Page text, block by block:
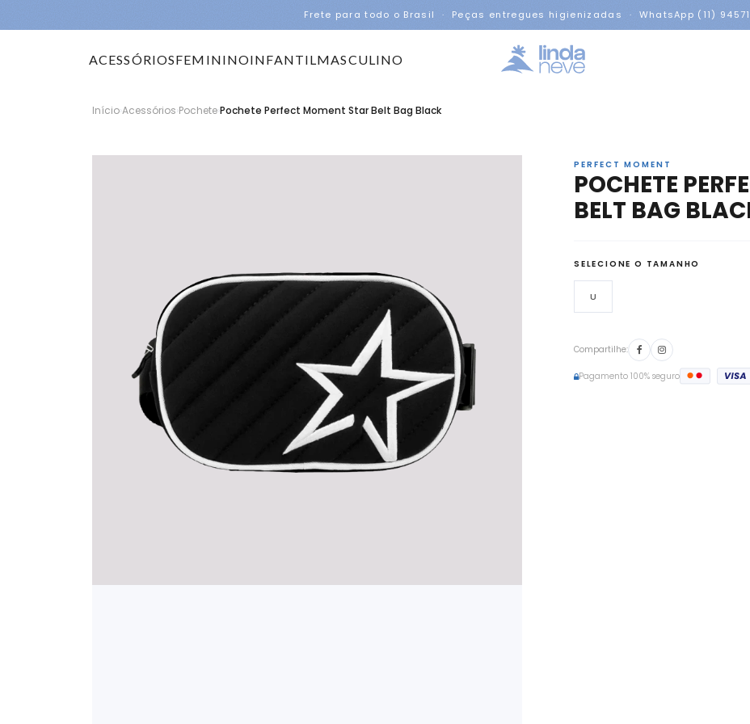
Frete para todo o Brasil · Peças entregues higienizadas · WhatsApp (11)
ACESSÓRIOSFEMININOINFANTILMASCULINO
Início›Acessórios›Pochete›Pochete Perfect Moment Star Belt Bag Black
PERFECT MOMENT
POCHETE
BELT BAG
SELECIONE O TAMANHO
U
Compartilhe:
Pagamento 100% seguro